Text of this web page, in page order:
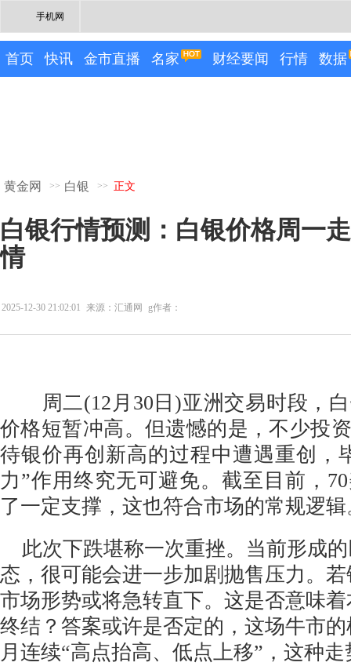
手机网
首页 快讯 金市直播 名家 财经要闻 行情 数据
黄金网 >> 白银 >> 正文
白银行情预测：白银价格周一
情
2025-12-30 21:02:01 来源：汇通网 g作者：
周二(12月30日)亚洲交易时段，白
价格短暂冲高。但遗憾的是，不少投
待银价再创新高的过程中遭遇重创，
力”作用终究无可避免。截至目前，
了一定支撑，这也符合市场的常规逻辑
此次下跌堪称一次重挫。当前形成
态，很可能会进一步加剧抛售压力。
市场形势或将急转直下。这是否意味
终结？答案或许是否定的，这场牛市
月连续“高点抬高、低点上移”，这种